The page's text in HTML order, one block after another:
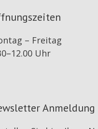
– Freitag
Uhr
Anmeldung